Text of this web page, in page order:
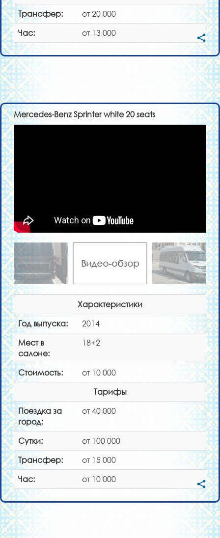
Трансфер:
от 20 000
Час:
от 13 000
Mercedes-Benz Sprinter white 20 seats
Видео-обзор
Характеристики
Год выпуска:
2014
Мест в
салоне:
18+2
Стоимость:
от 10 000
Тарифы
Поездка за
город:
от 40 000
Сутки:
от 100 000
Трансфер:
от 15 000
Час:
от 10 000